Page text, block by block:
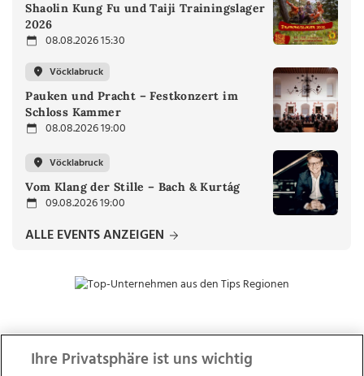
Shaolin Kung Fu und Taiji Trainingslager
2026
08.08.2026 15:30
Vöcklabruck
Pauken und Pracht – Festkonzert im
Schloss Kammer
08.08.2026 19:00
Vöcklabruck
Vom Klang der Stille – Bach & Kurtág
09.08.2026 19:00
ALLE EVENTS ANZEIGEN
ZUR NACHRICHTENÜBERSICHT
Ihre Privatsphäre ist uns wichtig